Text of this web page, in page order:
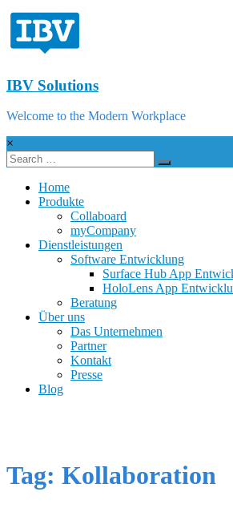
IBV Solutions
Welcome to the Modern Workplace
×
Home
Produkte
Collaboard
myCompany
Dienstleistungen
Software Entwicklung
Surface Hub App
HoloLens App
Beratung
Über uns
Das Unternehmen
Partner
Kontakt
Presse
Blog
Tag: Kollaboration